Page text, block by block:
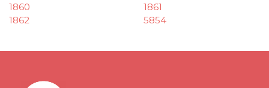
1860
1861
1862
5854